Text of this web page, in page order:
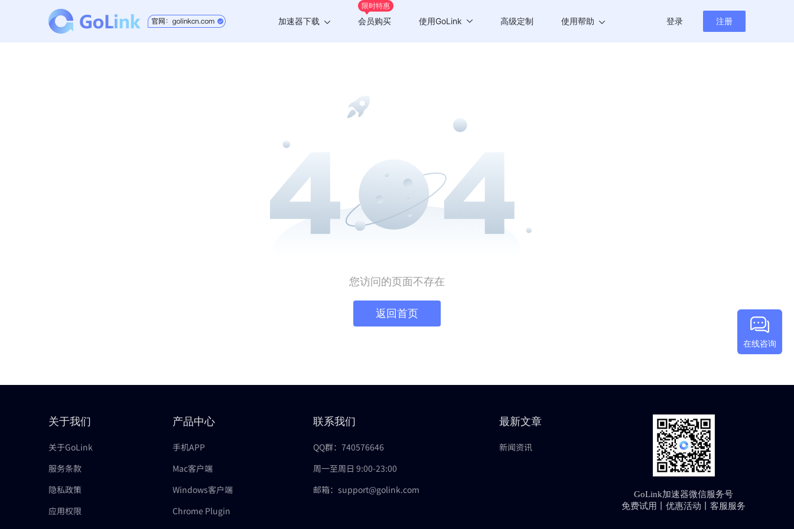
加速器下载
Chrome插件
限时特惠
会员购买 使用GoLink 高级定制 使用帮助 登录 注册
在线咨询
您访问的页面不存在
返回首页
关于我们
关于GoLink
服务条款
隐私政策
应用权限
产品中心
手机APP
Mac客户端
Windows客户端
Chrome Plugin
联系我们
QQ群：740576646
周一至周日 9:00-23:00
邮箱：support@golink.com
最新文章
新闻资讯
GoLink加速器微信服务号
免费试用丨优惠活动丨客服服务